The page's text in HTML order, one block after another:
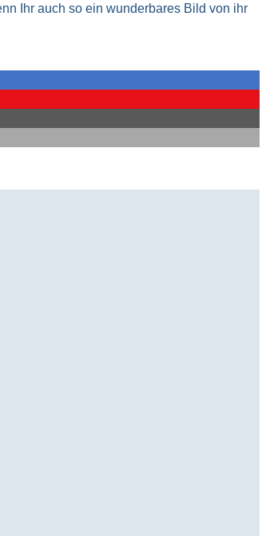
Ihr auch so ein wunderbares Bild von ihr